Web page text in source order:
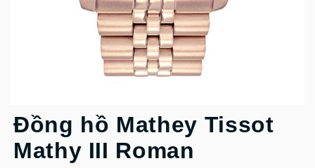
Đồng hồ Mathey Tissot
Mathy III Roman